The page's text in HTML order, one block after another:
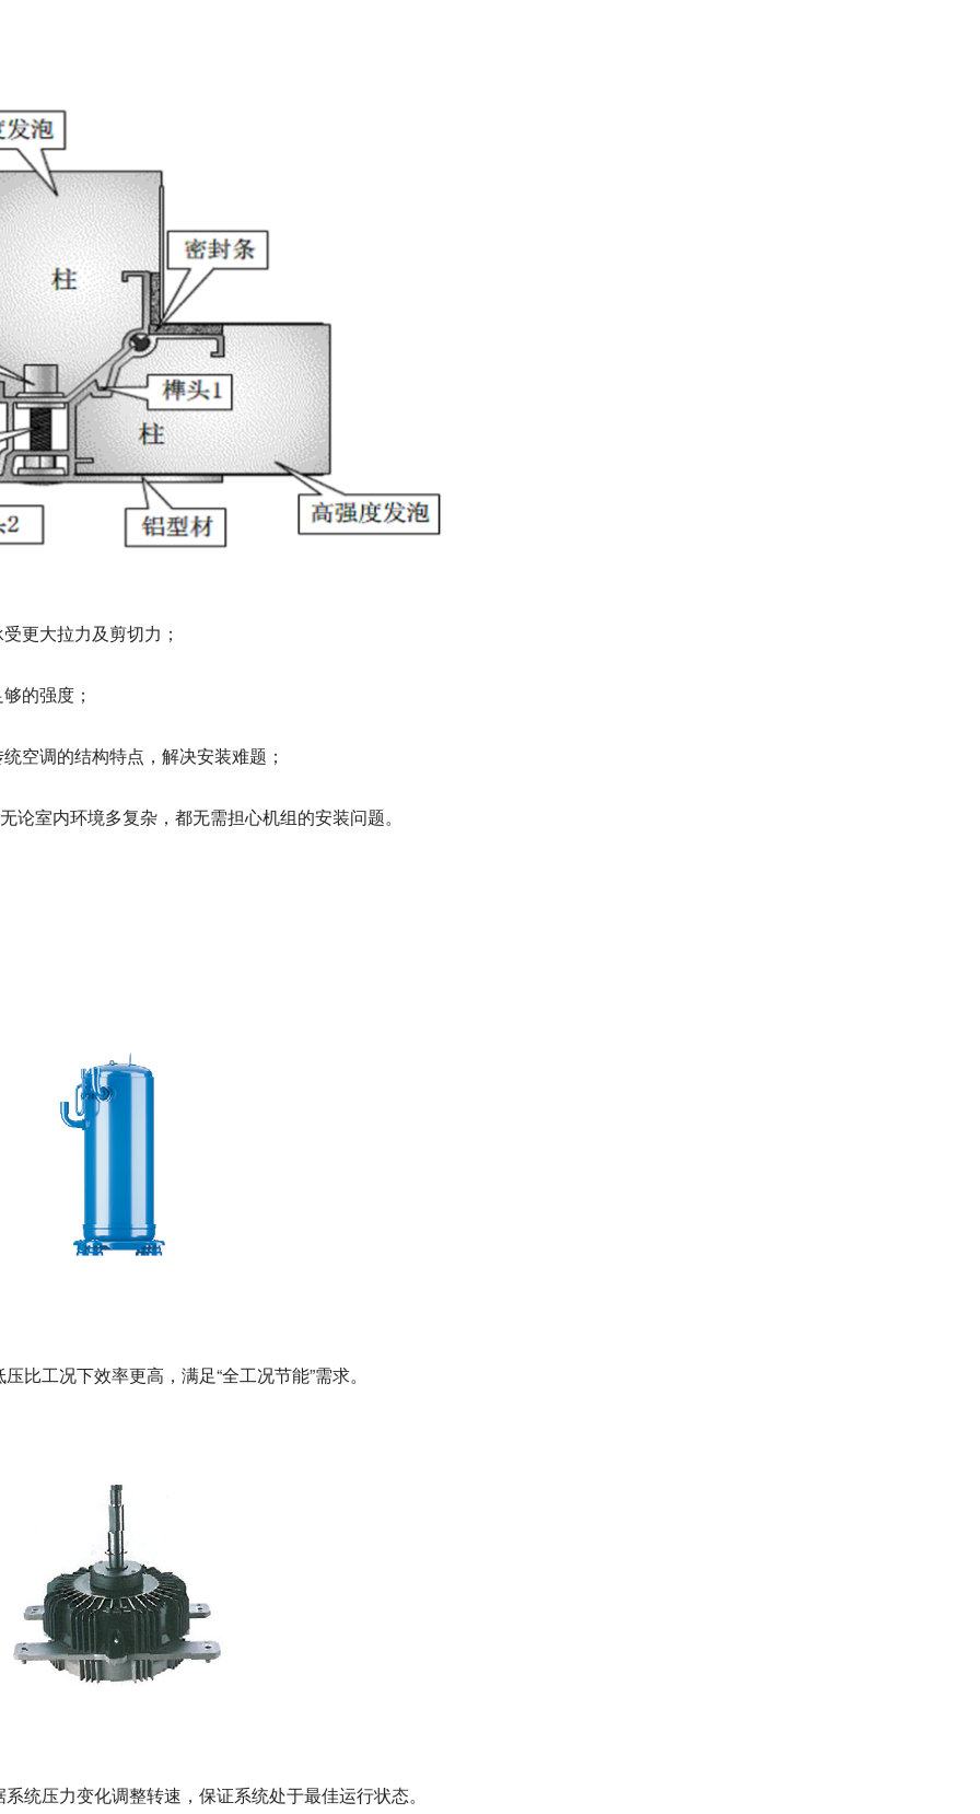
更大拉力及剪切力；
的强度；
空调的结构特点，解决安装难题；
论室内环境多复杂，都无需担心机组的安装问题。
比工况下效率更高，满足“全工况节能”需求。
统压力变化调整转速，保证系统处于最佳运行状态。